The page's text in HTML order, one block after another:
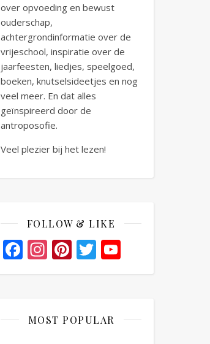
over opvoeding en bewust
ouderschap,
achtergrondinformatie over de
vrijeschool, inspiratie over de
jaarfeesten, liedjes, speelgoed,
boeken, knutselsideetjes en nog
veel meer. En dat alles
geïnspireerd door de
antroposofie.
Veel plezier bij het lezen!
FOLLOW & LIKE
Facebook
Instagram
Pinterest
Twitter
Channel
MOST POPULAR